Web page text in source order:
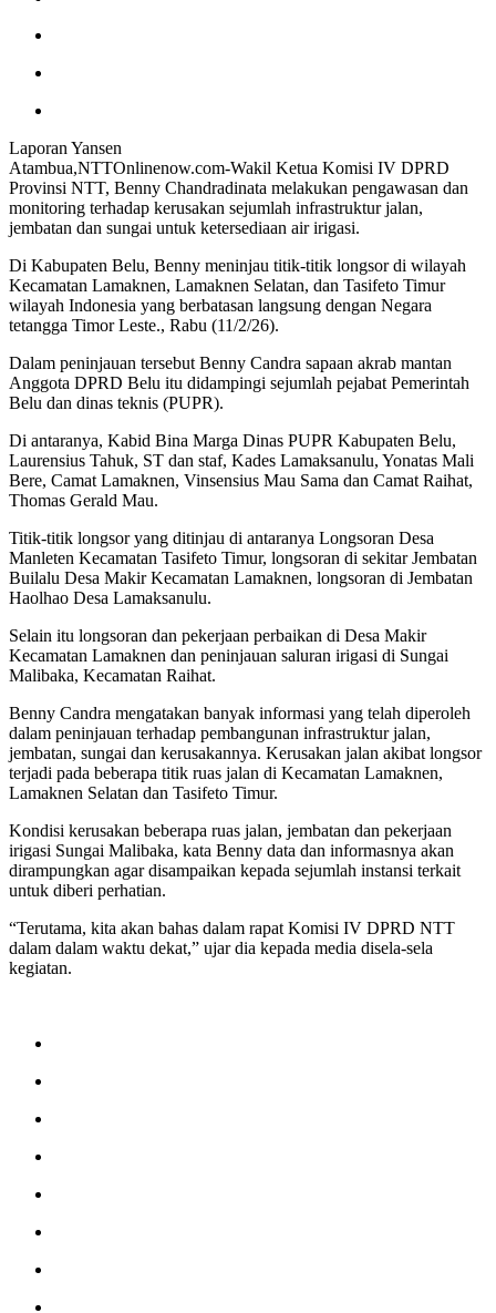
Laporan Yansen
Atambua,NTTOnlinenow.com-Wakil Ketua Komisi IV DPRD
Provinsi NTT, Benny Chandradinata melakukan pengawasan dan
monitoring terhadap kerusakan sejumlah infrastruktur jalan,
jembatan dan sungai untuk ketersediaan air irigasi.
Di Kabupaten Belu, Benny meninjau titik-titik longsor di wilayah
Kecamatan Lamaknen, Lamaknen Selatan, dan Tasifeto Timur
wilayah Indonesia yang berbatasan langsung dengan Negara
tetangga Timor Leste., Rabu (11/2/26).
Dalam peninjauan tersebut Benny Candra sapaan akrab mantan
Anggota DPRD Belu itu didampingi sejumlah pejabat Pemerintah
Belu dan dinas teknis (PUPR).
Di antaranya, Kabid Bina Marga Dinas PUPR Kabupaten Belu,
Laurensius Tahuk, ST dan staf, Kades Lamaksanulu, Yonatas Mali
Bere, Camat Lamaknen, Vinsensius Mau Sama dan Camat Raihat,
Thomas Gerald Mau.
Titik-titik longsor yang ditinjau di antaranya Longsoran Desa
Manleten Kecamatan Tasifeto Timur, longsoran di sekitar Jembatan
Builalu Desa Makir Kecamatan Lamaknen, longsoran di Jembatan
Haolhao Desa Lamaksanulu.
Selain itu longsoran dan pekerjaan perbaikan di Desa Makir
Kecamatan Lamaknen dan peninjauan saluran irigasi di Sungai
Malibaka, Kecamatan Raihat.
Benny Candra mengatakan banyak informasi yang telah diperoleh
dalam peninjauan terhadap pembangunan infrastruktur jalan,
jembatan, sungai dan kerusakannya. Kerusakan jalan akibat longsor
terjadi pada beberapa titik ruas jalan di Kecamatan Lamaknen,
Lamaknen Selatan dan Tasifeto Timur.
Kondisi kerusakan beberapa ruas jalan, jembatan dan pekerjaan
irigasi Sungai Malibaka, kata Benny data dan informasnya akan
dirampungkan agar disampaikan kepada sejumlah instansi terkait
untuk diberi perhatian.
“Terutama, kita akan bahas dalam rapat Komisi IV DPRD NTT
dalam dalam waktu dekat,” ujar dia kepada media disela-sela
kegiatan.